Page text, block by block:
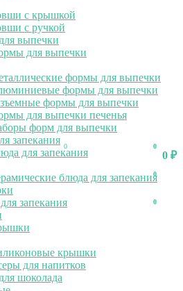
0
0 ₽
0
0
0
с крышкой
с ручкой
выпечки
для выпечки
формы для выпечки
формы для выпечки
формы для выпечки
для выпечки печенья
форм для выпечки
запекания
для запекания
блюда для запекания
запекания
крышки
для напитков
шоколада